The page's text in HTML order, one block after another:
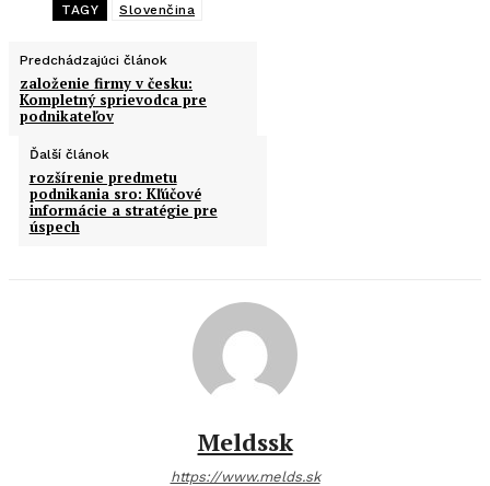
TAGY Slovenčina
Predchádzajúci článok
založenie firmy v česku:
Kompletný sprievodca pre
podnikateľov
Ďalší článok
rozšírenie predmetu
podnikania sro: Kľúčové
informácie a stratégie pre
úspech
Meldssk
https://www.melds.sk